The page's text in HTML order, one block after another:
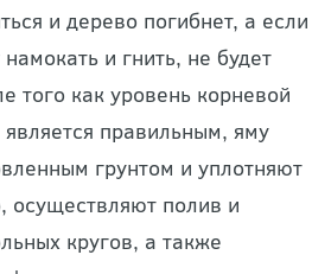
и дерево погибнет, а если
и гнить, не будет
того как уровень корневой
правильным, яму
грунтом и уплотняют
осуществляют полив и
кругов, а также